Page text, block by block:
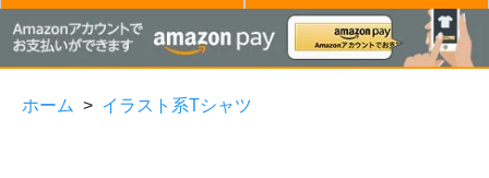
ホーム > イラスト系Tシャツ